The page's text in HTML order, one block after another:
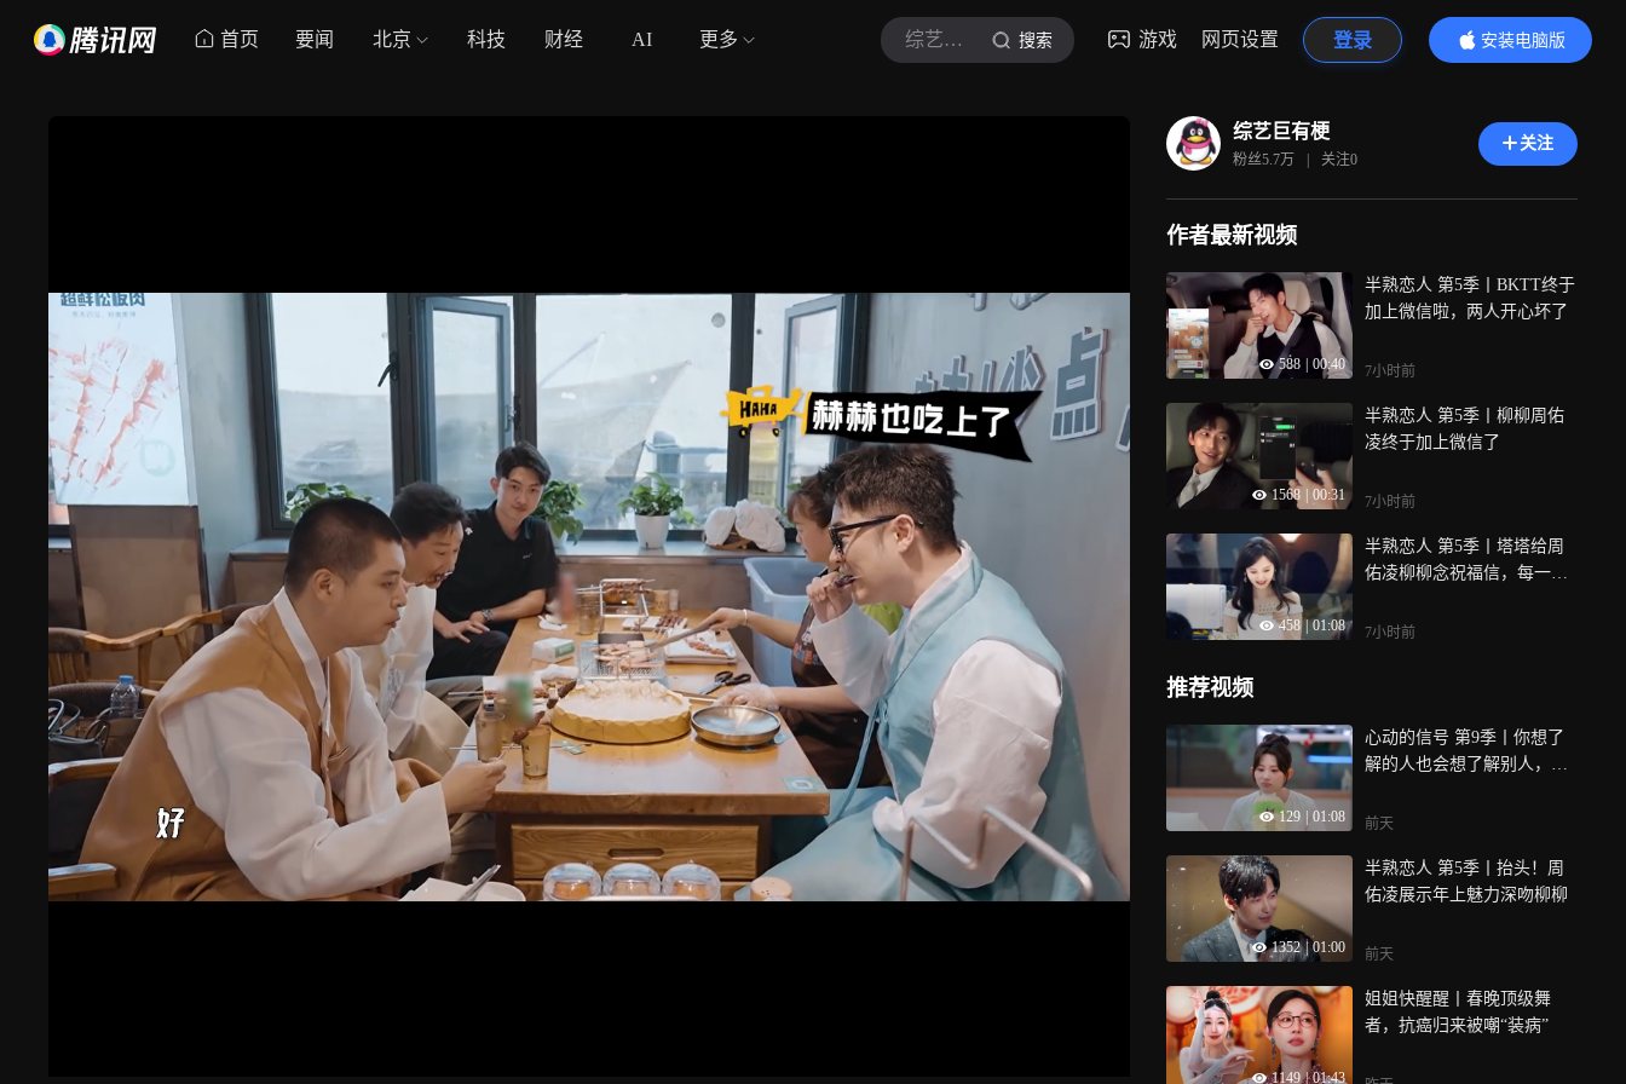
首页 要闻 北京 科技 财经 AI 更多 综艺巨有梗 搜索 游戏 网页设置 登录
安装电脑版
内容更精彩
综艺巨有梗
粉丝5.7万 | 关注0
关注
作者最新视频
588 00:40
半熟恋人 第5季丨BKTT终于
加上微信啦，两人开心坏了
7小时前
1568 00:31
半熟恋人 第5季丨柳柳周佑
凌终于加上微信了
7小时前
458 01:08
半熟恋人 第5季丨塔塔给周
佑凌柳柳念祝福信，每一段
7小时前
推荐视频
129 01:08
心动的信号 第9季丨你想了
解的人也会想了解别人，小
前天
1352 | 01:00
半熟恋人 第5季丨抬头！周
佑凌展示年上魅力深吻柳柳
前天
1149 | 01:43
姐姐快醒醒丨春晚顶级舞
者，抗癌归来被嘲“装病”